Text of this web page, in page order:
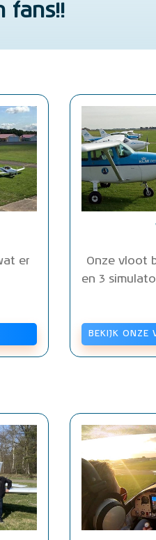
fans!!
er
Onze vloot
en 3
BEKIJK ONZE